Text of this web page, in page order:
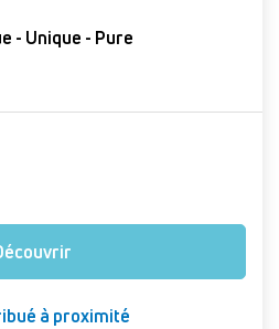
Meuble bas sous vasque - Unique - Pure
à proximité